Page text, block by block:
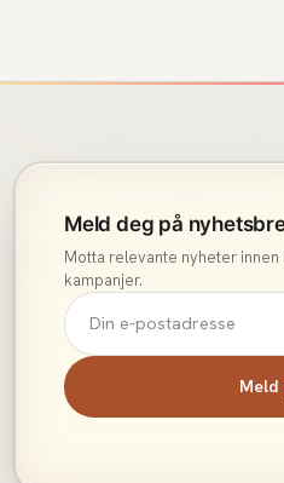
Meld deg på
Motta relevante nyheter
kampanjer.
Meld